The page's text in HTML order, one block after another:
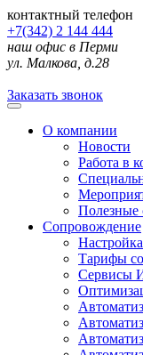
контактный телефон
+7(342) 2 144 444
наш офис в Перми
ул. Малкова, д.28
Заказать звонок
О компании
Новости
Работа в
Полезные
Сопровождение
Тарифы
Сервисы